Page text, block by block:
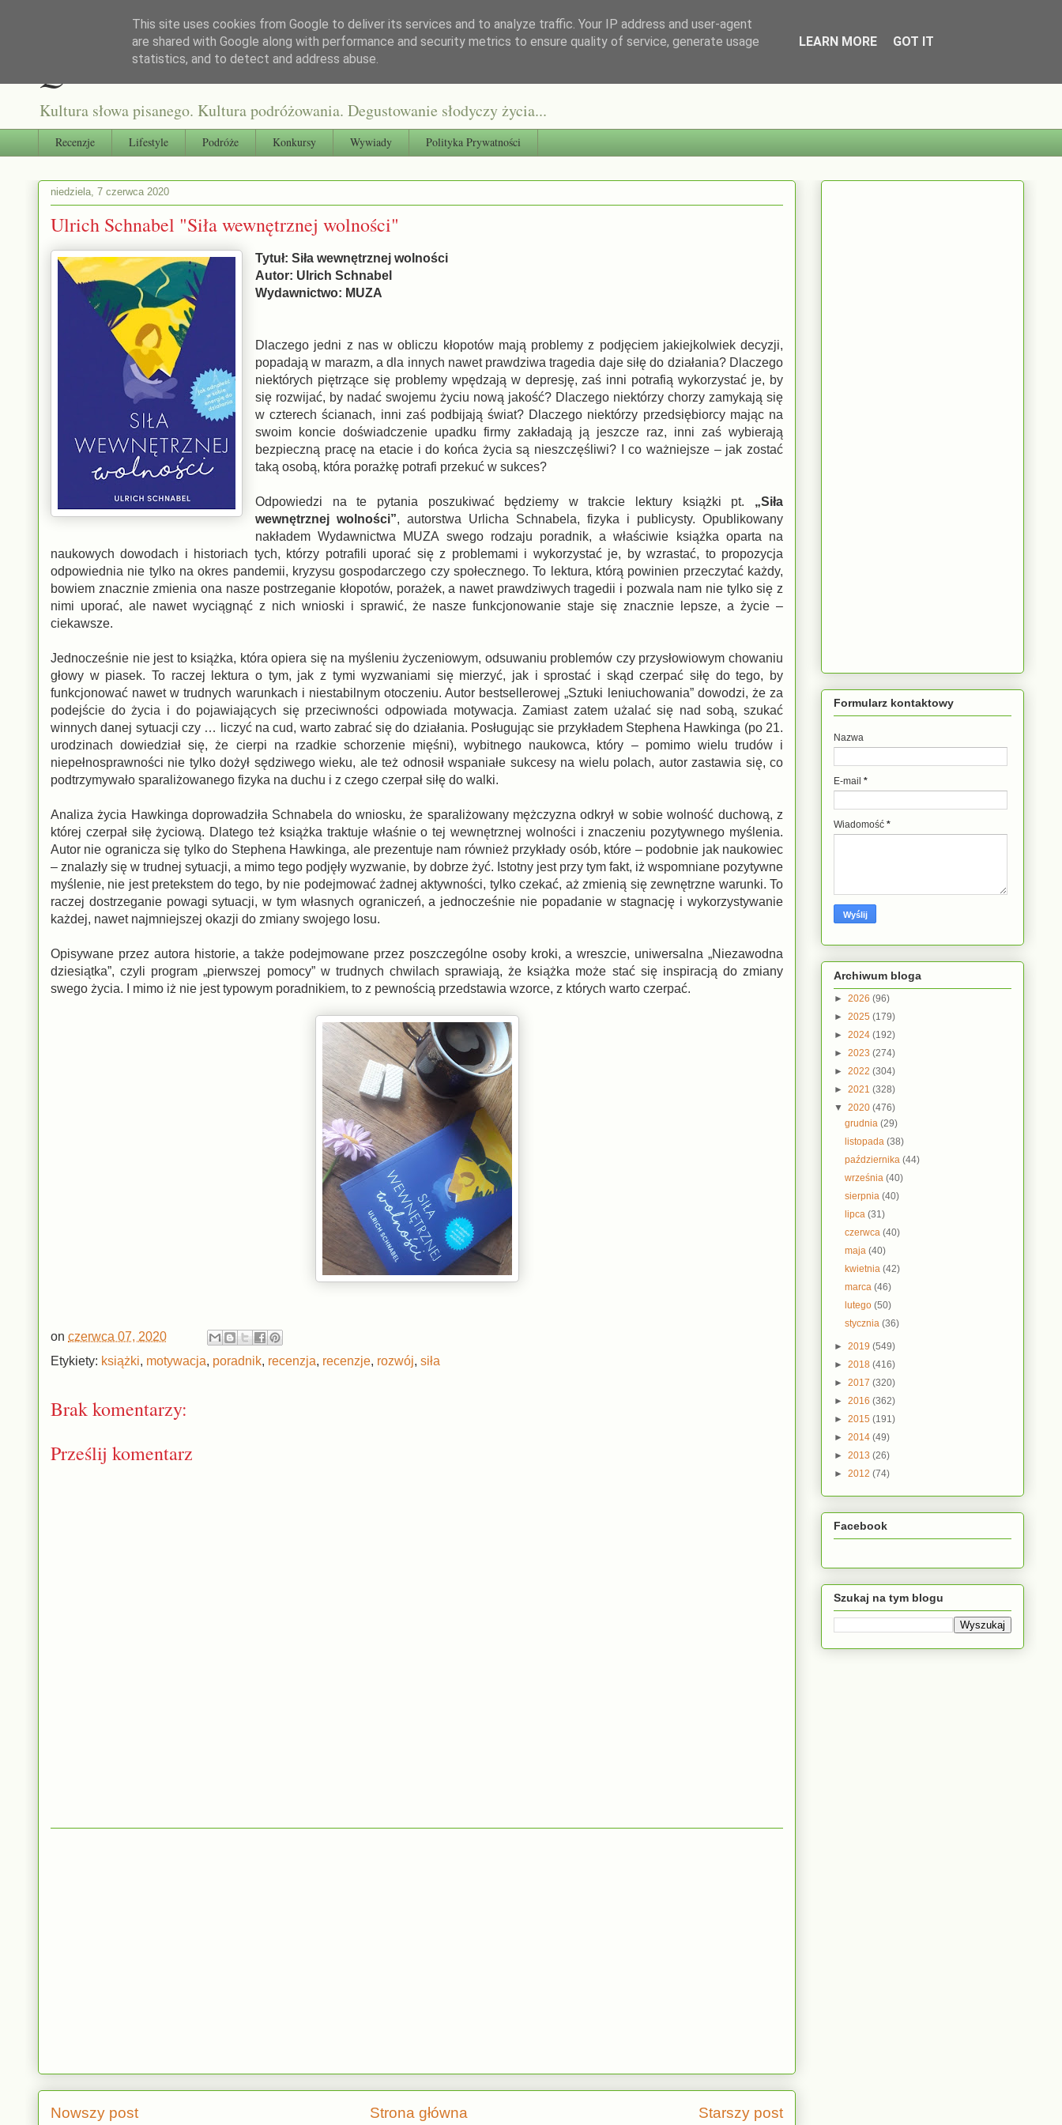
Qultura słowa
Kultura słowa pisanego. Kultura podróżowania. Degustowanie słodyczy życia...
Recenzje Lifestyle Podróże Konkursy Wywiady Polityka Prywatności
niedziela, 7 czerwca 2020
Ulrich Schnabel "Siła wewnętrznej wolności"
Tytuł: Siła wewnętrznej wolności
Autor: Ulrich Schnabel
Wydawnictwo: MUZA
Dlaczego jedni z nas w obliczu kłopotów mają problemy z podjęciem jakiejkolwiek decyzji,
popadają w marazm, a dla innych nawet prawdziwa tragedia daje siłę do działania? Dlaczego
niektórych piętrzące się problemy wpędzają w depresję, zaś inni potrafią wykorzystać je, by
się rozwijać, by nadać swojemu życiu nową jakość? Dlaczego niektórzy chorzy zamykają się
w czterech ścianach, inni zaś podbijają świat? Dlaczego niektórzy przedsiębiorcy mając na
swoim koncie doświadczenie upadku firmy zakładają ją jeszcze raz, inni zaś wybierają
bezpieczną pracę na etacie i do końca życia są nieszczęśliwi? I co ważniejsze – jak zostać
taką osobą, która porażkę potrafi przekuć w sukces?
Odpowiedzi na te pytania poszukiwać będziemy w trakcie lektury książki pt. „Siła
wewnętrznej wolności”, autorstwa Urlicha Schnabela, fizyka i publicysty. Opublikowany
nakładem Wydawnictwa MUZA swego rodzaju poradnik, a właściwie książka oparta na
naukowych dowodach i historiach tych, którzy potrafili uporać się z problemami i wykorzystać je, by wzrastać, to propozycja
odpowiednia nie tylko na okres pandemii, kryzysu gospodarczego czy społecznego. To lektura, którą powinien przeczytać każdy,
bowiem znacznie zmienia ona nasze postrzeganie kłopotów, porażek, a nawet prawdziwych tragedii i pozwala nam nie tylko się z
nimi uporać, ale nawet wyciągnąć z nich wnioski i sprawić, że nasze funkcjonowanie staje się znacznie lepsze, a życie –
ciekawsze.
Jednocześnie nie jest to książka, która opiera się na myśleniu życzeniowym, odsuwaniu problemów czy przysłowiowym chowaniu
głowy w piasek. To raczej lektura o tym, jak z tymi wyzwaniami się mierzyć, jak i sprostać i skąd czerpać siłę do tego, by
funkcjonować nawet w trudnych warunkach i niestabilnym otoczeniu. Autor bestsellerowej „Sztuki leniuchowania” dowodzi, że za
podejście do życia i do pojawiających się przeciwności odpowiada motywacja. Zamiast zatem użalać się nad sobą, szukać
winnych danej sytuacji czy … liczyć na cud, warto zabrać się do działania. Posługując sie przykładem Stephena Hawkinga (po 21.
urodzinach dowiedział się, że cierpi na rzadkie schorzenie mięśni), wybitnego naukowca, który – pomimo wielu trudów i
niepełnosprawności nie tylko dożył sędziwego wieku, ale też odnosił wspaniałe sukcesy na wielu polach, autor zastawia się, co
podtrzymywało sparaliżowanego fizyka na duchu i z czego czerpał siłę do walki.
Analiza życia Hawkinga doprowadziła Schnabela do wniosku, że sparaliżowany mężczyzna odkrył w sobie wolność duchową, z
której czerpał siłę życiową. Dlatego też książka traktuje właśnie o tej wewnętrznej wolności i znaczeniu pozytywnego myślenia.
Autor nie ogranicza się tylko do Stephena Hawkinga, ale prezentuje nam również przykłady osób, które – podobnie jak naukowiec
– znalazły się w trudnej sytuacji, a mimo tego podjęły wyzwanie, by dobrze żyć. Istotny jest przy tym fakt, iż wspomniane pozytywne
myślenie, nie jest pretekstem do tego, by nie podejmować żadnej aktywności, tylko czekać, aż zmienią się zewnętrzne warunki. To
raczej dostrzeganie powagi sytuacji, w tym własnych ograniczeń, a jednocześnie nie popadanie w stagnację i wykorzystywanie
każdej, nawet najmniejszej okazji do zmiany swojego losu.
Opisywane przez autora historie, a także podejmowane przez poszczególne osoby kroki, a wreszcie, uniwersalna „Niezawodna
dziesiątka”, czyli program „pierwszej pomocy” w trudnych chwilach sprawiają, że książka może stać się inspiracją do zmiany
swego życia. I mimo iż nie jest typowym poradnikiem, to z pewnością przedstawia wzorce, z których warto czerpać.
on czerwca 07, 2020
Etykiety: książki, motywacja, poradnik, recenzja, recenzje, rozwój, siła
Brak komentarzy:
Prześlij komentarz
Nowszy post Starszy post
Strona główna
Formularz kontaktowy
Nazwa
E-mail *
Wiadomość *
Archiwum bloga
► 2026 (96)
► 2025 (179)
► 2024 (192)
► 2023 (274)
► 2022 (304)
► 2021 (328)
▼ 2020 (476)
grudnia(29)
listopada(38)
października(44)
września(40)
sierpnia(40)
lipca(31)
czerwca(40)
maja(40)
kwietnia(42)
marca(46)
lutego(50)
stycznia(36)
► 2019 (549)
► 2018 (416)
► 2017 (320)
► 2016 (362)
► 2015 (191)
► 2014 (49)
► 2013 (26)
► 2012 (74)
Facebook
Szukaj na tym blogu
This site uses cookies from Google to deliver its services and to analyze traffic. Your IP address and user-agent
are shared with Google along with performance and security metrics to ensure quality of service, generate usage
statistics, and to detect and address abuse.
LEARN MORE GOT IT